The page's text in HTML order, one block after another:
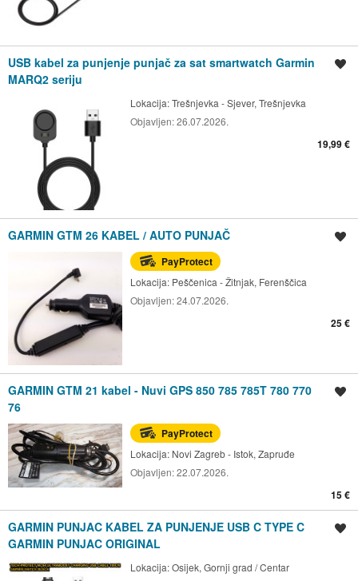
USB kabel za punjenje punjač za sat smartwatch Garmin
MARQ2 seriju
Lokacija:Trešnjevka - Sjever, Trešnjevka
Objavljen:26.07.2026.
19,99 €
GARMIN GTM 26 KABEL / AUTO PUNJAČ
PayProtect
Lokacija: Peščenica - Žitnjak, Ferenščica
Objavljen:24.07.2026.
25 €
GARMIN GTM 21 kabel - Nuvi GPS 850 785 785T 780 770
76
PayProtect
Lokacija: Novi Zagreb - Istok, Zapruđe
Objavljen:22.07.2026.
15 €
GARMIN PUNJAC KABEL ZA PUNJENJE USB C TYPE C
GARMIN PUNJAC ORIGINAL
Lokacija:Osijek, Gornji grad / Centar